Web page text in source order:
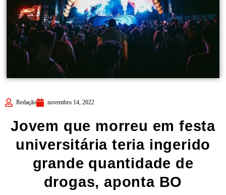
Redação novembro 14, 2022
Jovem que morreu em festa
universitária teria ingerido
grande quantidade de
drogas, aponta BO